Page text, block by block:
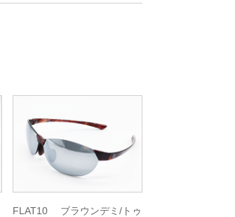
FLAT10 ブラウンデミ/トゥ